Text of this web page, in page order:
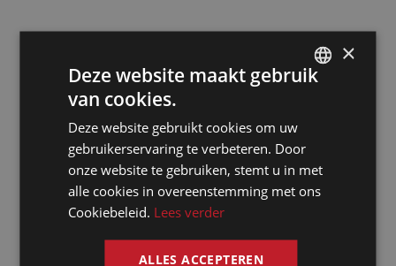
Doe beroep op
een erkende
notulist in
Leverkusen
FRENCH
×
Deze website maakt gebruik
van cookies.
Deze website gebruikt cookies om uw
gebruikerservaring te verbeteren. Door
onze website te gebruiken, stemt u in met
alle cookies in overeenstemming met ons
Cookiebeleid. Lees verder
ALLES ACCEPTEREN